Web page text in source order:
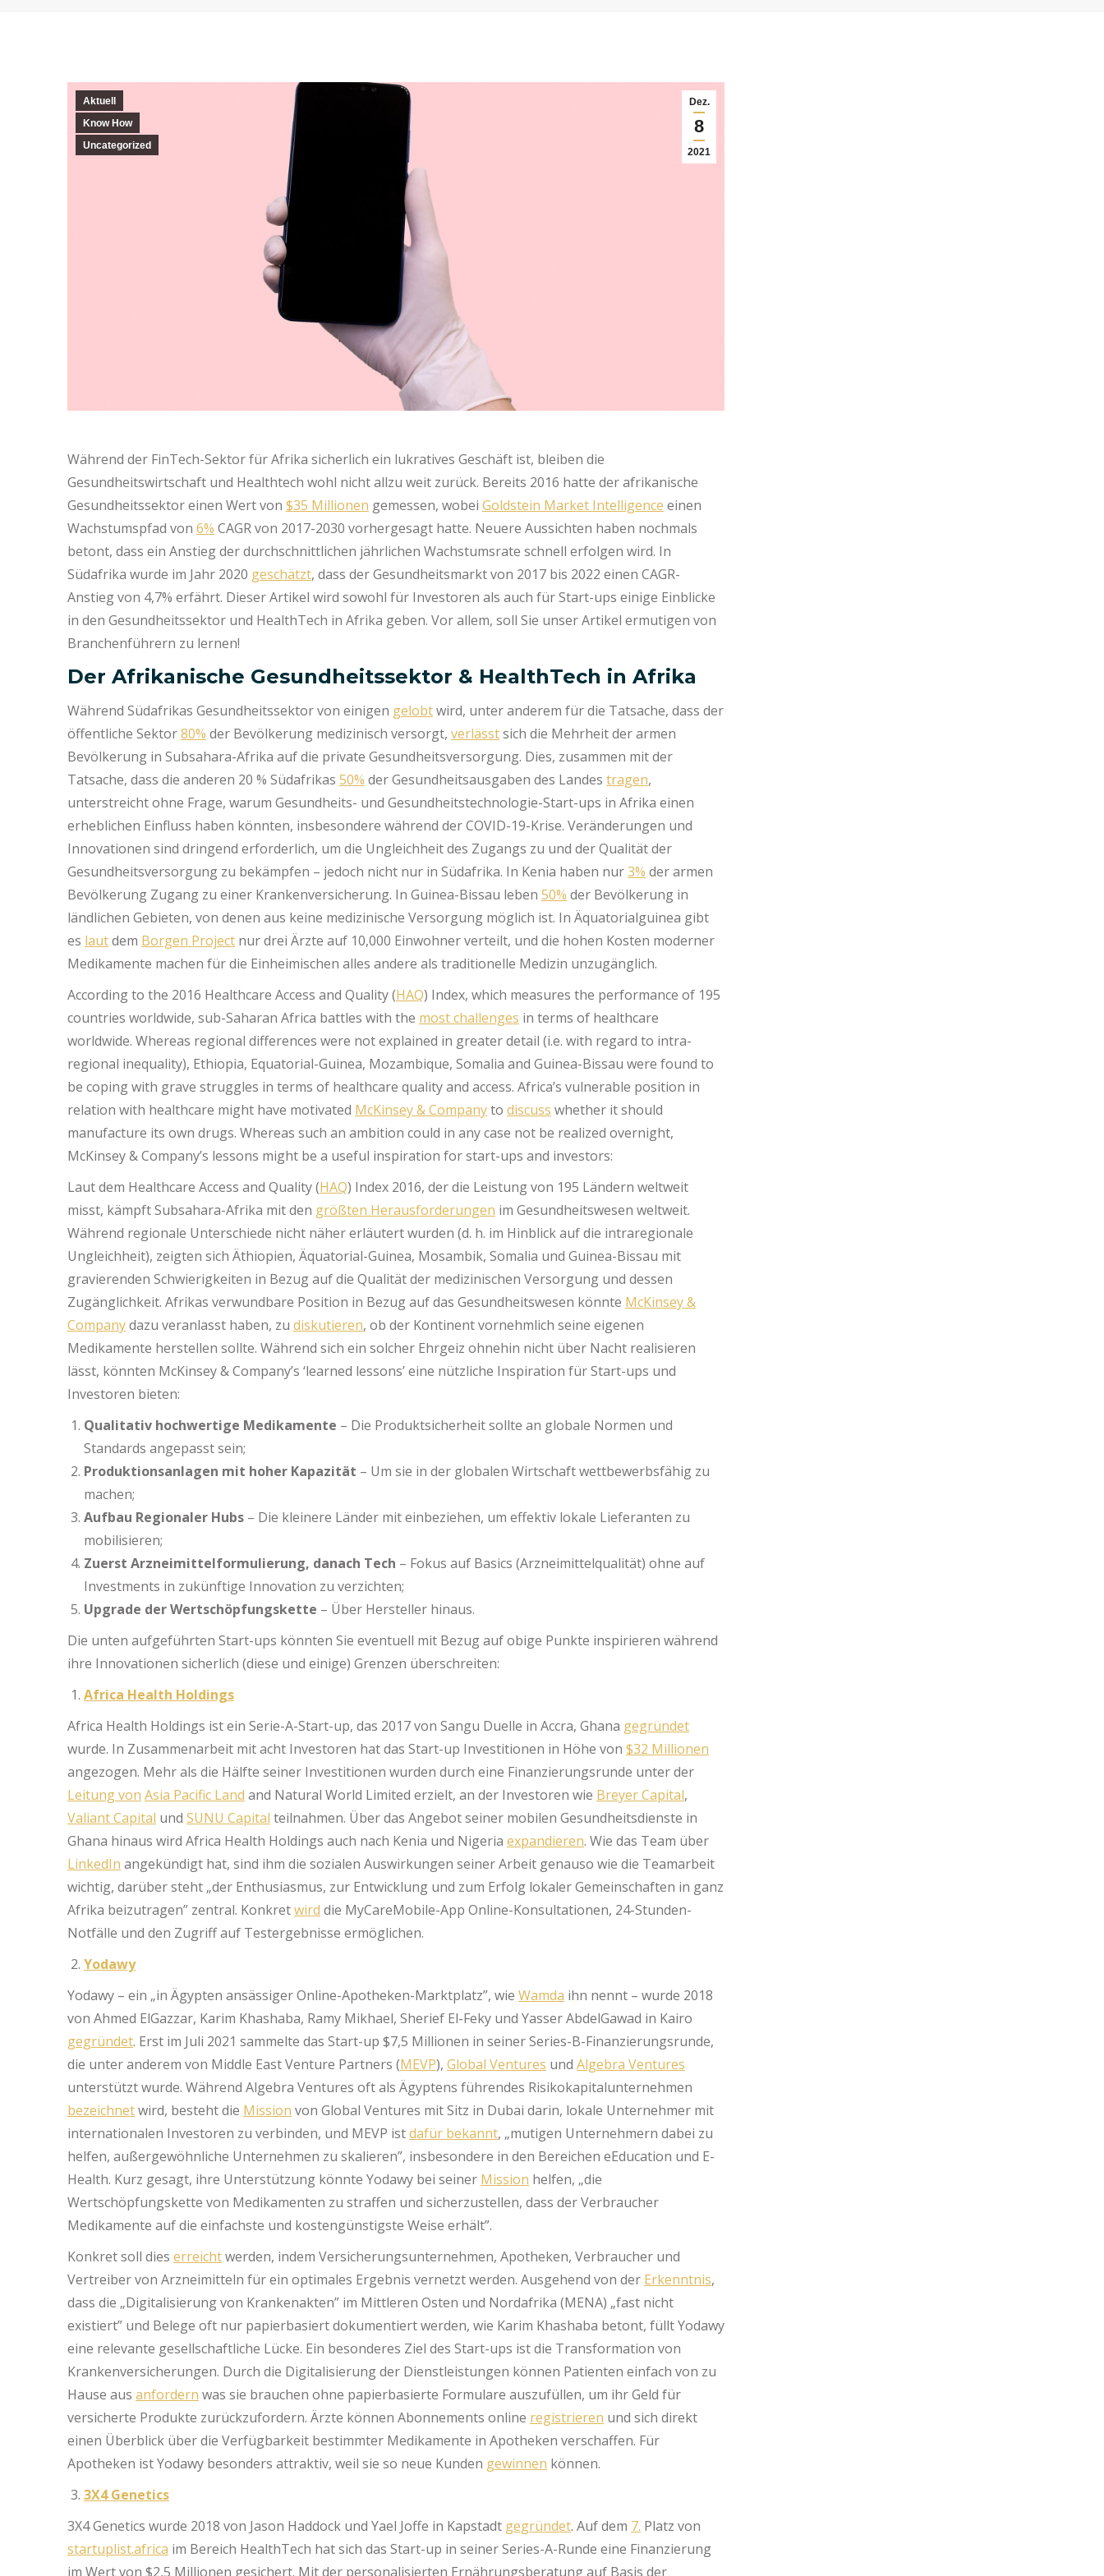
Dez.
8
2021
Aktuell
Know How
Uncategorized
Während der FinTech-Sektor für Afrika sicherlich ein lukratives Geschäft ist, bleiben die
Gesundheitswirtschaft und Healthtech wohl nicht allzu weit zurück. Bereits 2016 hatte der afrikanische
Gesundheitssektor einen Wert von $35 Millionen gemessen, wobei Goldstein Market Intelligence einen
Wachstumspfad von 6% CAGR von 2017-2030 vorhergesagt hatte. Neuere Aussichten haben nochmals
betont, dass ein Anstieg der durchschnittlichen jährlichen Wachstumsrate schnell erfolgen wird. In
Südafrika wurde im Jahr 2020 geschätzt, dass der Gesundheitsmarkt von 2017 bis 2022 einen CAGR-
Anstieg von 4,7% erfährt. Dieser Artikel wird sowohl für Investoren als auch für Start-ups einige Einblicke
in den Gesundheitssektor und HealthTech in Afrika geben. Vor allem, soll Sie unser Artikel ermutigen von
Branchenführern zu lernen!
Der Afrikanische Gesundheitssektor & HealthTech in Afrika
Während Südafrikas Gesundheitssektor von einigen gelobtwird, unter anderem für die Tatsache, dass der
öffentliche Sektor80% der Bevölkerung medizinisch versorgt, verlässtsich die Mehrheit der armen
Bevölkerung in Subsahara-Afrika auf die private Gesundheitsversorgung. Dies, zusammen mit der
Tatsache, dass die anderen 20 % Südafrikas 50% der Gesundheitsausgaben des Landes tragen,
unterstreicht ohne Frage, warum Gesundheits- und Gesundheitstechnologie-Start-ups in Afrika einen
erheblichen Einfluss haben könnten, insbesondere während der COVID-19-Krise. Veränderungen und
Innovationen sind dringend erforderlich, um die Ungleichheit des Zugangs zu und der Qualität der
Gesundheitsversorgung zu bekämpfen – jedoch nicht nur in Südafrika. In Kenia haben nur3% der armen
Bevölkerung Zugang zu einer Krankenversicherung. In Guinea-Bissau leben 50% der Bevölkerung in
ländlichen Gebieten, von denen aus keine medizinische Versorgung möglich ist. In Äquatorialguinea gibt
es lautdem Borgen Project nur drei Ärzte auf 10,000 Einwohner verteilt, und die hohen Kosten moderner
Medikamente machen für die Einheimischen alles andere als traditionelle Medizin unzugänglich.
According to the 2016 Healthcare Access and Quality (HAQ) Index, which measures the performance of 195
countries worldwide, sub-Saharan Africa battles with the most challenges in terms of healthcare
worldwide. Whereas regional differences were not explained in greater detail (i.e. with regard to intra-
regional inequality), Ethiopia, Equatorial-Guinea, Mozambique, Somalia and Guinea-Bissau were found to
be coping with grave struggles in terms of healthcare quality and access. Africa’s vulnerable position in
relation with healthcare might have motivated McKinsey & Companyto discuss whether it should
manufacture its own drugs. Whereas such an ambition could in any case not be realized overnight,
McKinsey & Company’s lessons might be a useful inspiration for start-ups and investors:
Laut dem Healthcare Access and Quality (HAQ) Index 2016, der die Leistung von 195 Ländern weltweit
misst, kämpft Subsahara-Afrika mit den größten Herausforderungen im Gesundheitswesen weltweit.
Während regionale Unterschiede nicht näher erläutert wurden (d. h. im Hinblick auf die intraregionale
Ungleichheit), zeigten sich Äthiopien, Äquatorial-Guinea, Mosambik, Somalia und Guinea-Bissau mit
gravierenden Schwierigkeiten in Bezug auf die Qualität der medizinischen Versorgung und dessen
Zugänglichkeit. Afrikas verwundbare Position in Bezug auf das Gesundheitswesen könnte McKinsey &
Companydazu veranlasst haben, zu diskutieren, ob der Kontinent vornehmlich seine eigenen
Medikamente herstellen sollte. Während sich ein solcher Ehrgeiz ohnehin nicht über Nacht realisieren
lässt, könnten McKinsey & Company’s ‘learned lessons’ eine nützliche Inspiration für Start-ups und
Investoren bieten:
Qualitativ hochwertige Medikamente – Die Produktsicherheit sollte an globale Normen und
Standards angepasst sein;
Produktionsanlagen mit hoher Kapazität – Um sie in der globalen Wirtschaft wettbewerbsfähig zu
machen;
Aufbau Regionaler Hubs – Die kleinere Länder mit einbeziehen, um effektiv lokale Lieferanten zu
mobilisieren;
Zuerst Arzneimittelformulierung, danach Tech – Fokus auf Basics (Arzneimittelqualität) ohne auf
Investments in zukünftige Innovation zu verzichten;
Upgrade der Wertschöpfungskette – Über Hersteller hinaus.
Die unten aufgeführten Start-ups könnten Sie eventuell mit Bezug auf obige Punkte inspirieren während
ihre Innovationen sicherlich (diese und einige) Grenzen überschreiten:
Africa Health Holdings
Africa Health Holdings ist ein Serie-A-Start-up, das 2017 von Sangu Duelle in Accra, Ghana gegründet
wurde. In Zusammenarbeit mit acht Investoren hat das Start-up Investitionen in Höhe von $32 Millionen
angezogen. Mehr als die Hälfte seiner Investitionen wurden durch eine Finanzierungsrunde unter der
Leitung von Asia Pacific Land and Natural World Limited erzielt, an der Investoren wie Breyer Capital,
Valiant Capital und SUNU Capital teilnahmen. Über das Angebot seiner mobilen Gesundheitsdienste in
Ghana hinaus wird Africa Health Holdings auch nach Kenia und Nigeria expandieren. Wie das Team über
LinkedIn angekündigt hat, sind ihm die sozialen Auswirkungen seiner Arbeit genauso wie die Teamarbeit
wichtig, darüber steht „der Enthusiasmus, zur Entwicklung und zum Erfolg lokaler Gemeinschaften in ganz
Afrika beizutragen” zentral. Konkretwird die MyCareMobile-App Online-Konsultationen, 24-Stunden-
Notfälle und den Zugriff auf Testergebnisse ermöglichen.
Yodawy
Yodawy – ein „in Ägypten ansässiger Online-Apotheken-Marktplatz”, wie Wamda ihn nennt – wurde 2018
von Ahmed ElGazzar, Karim Khashaba, Ramy Mikhael, Sherief El-Feky und Yasser AbdelGawad in Kairo
gegründet. Erst im Juli 2021 sammelte das Start-up $7,5 Millionen in seiner Series-B-Finanzierungsrunde,
die unter anderem von Middle East Venture Partners (MEVP), Global Ventures und Algebra Ventures
unterstützt wurde. Während Algebra Ventures oft als Ägyptens führendes Risikokapitalunternehmen
bezeichnetwird, besteht die Mission von Global Ventures mit Sitz in Dubai darin, lokale Unternehmer mit
internationalen Investoren zu verbinden, und MEVP istdafür bekannt, „mutigen Unternehmern dabei zu
helfen, außergewöhnliche Unternehmen zu skalieren”, insbesondere in den Bereichen eEducation und E-
Health. Kurz gesagt, ihre Unterstützung könnte Yodawy bei seiner Mission helfen, „die
Wertschöpfungskette von Medikamenten zu straffen und sicherzustellen, dass der Verbraucher
Medikamente auf die einfachste und kostengünstigste Weise erhält”.
Konkret soll dies erreichtwerden, indem Versicherungsunternehmen, Apotheken, Verbraucher und
Vertreiber von Arzneimitteln für ein optimales Ergebnis vernetzt werden. Ausgehend von der Erkenntnis,
dass die „Digitalisierung von Krankenakten” im Mittleren Osten und Nordafrika (MENA) „fast nicht
existiert” und Belege oft nur papierbasiert dokumentiert werden, wie Karim Khashaba betont, füllt Yodawy
eine relevante gesellschaftliche Lücke. Ein besonderes Ziel des Start-ups ist die Transformation von
Krankenversicherungen. Durch die Digitalisierung der Dienstleistungen können Patienten einfach von zu
Hause aus anfordern was sie brauchen ohne papierbasierte Formulare auszufüllen, um ihr Geld für
versicherte Produkte zurückzufordern. Ärzte können Abonnements online registrieren und sich direkt
einen Überblick über die Verfügbarkeit bestimmter Medikamente in Apotheken verschaffen. Für
Apotheken ist Yodawy besonders attraktiv, weil sie so neue Kunden gewinnen können.
3X4 Genetics
3X4 Genetics wurde 2018 von Jason Haddock und Yael Joffe in Kapstadt gegründet. Auf dem 7. Platz von
startuplist.africa im Bereich HealthTech hat sich das Start-up in seiner Series-A-Runde eine Finanzierung
im Wert von $2,5 Millionen gesichert. Mit der personalisierten Ernährungsberatung auf Basis der